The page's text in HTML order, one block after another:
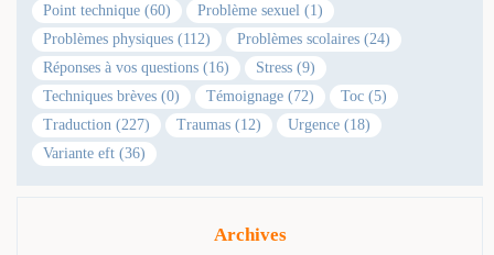
Point technique (60)
Problème sexuel (1)
Problèmes physiques (112)
Problèmes scolaires (24)
Réponses à vos questions (16)
Stress (9)
Techniques brèves (0)
Témoignage (72)
Toc (5)
Traduction (227)
Traumas (12)
Urgence (18)
Variante eft (36)
Archives